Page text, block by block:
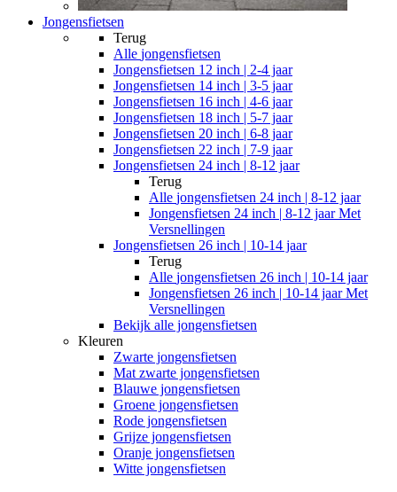
Jongensfietsen
Terug
Alle jongensfietsen
Jongensfietsen 12 inch | 2-4 jaar
Jongensfietsen 14 inch | 3-5 jaar
Jongensfietsen 16 inch | 4-6 jaar
Jongensfietsen 18 inch | 5-7 jaar
Jongensfietsen 20 inch | 6-8 jaar
Jongensfietsen 22 inch | 7-9 jaar
Jongensfietsen 24 inch | 8-12 jaar
Terug
Alle jongensfietsen 24 inch | 8-12 jaar
Jongensfietsen 24 inch | 8-12 jaar Met
Versnellingen
Jongensfietsen 26 inch | 10-14 jaar
Terug
Alle jongensfietsen 26 inch | 10-14 jaar
Jongensfietsen 26 inch | 10-14 jaar Met
Versnellingen
Bekijk alle jongensfietsen
Kleuren
Zwarte jongensfietsen
Mat zwarte jongensfietsen
Blauwe jongensfietsen
Groene jongensfietsen
Rode jongensfietsen
Grijze jongensfietsen
Oranje jongensfietsen
Witte jongensfietsen